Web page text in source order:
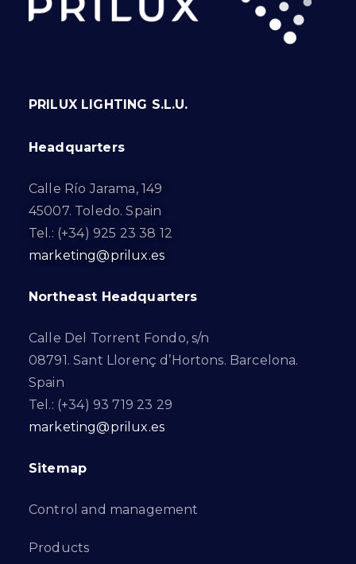
PRILUX LIGHTING S.L.U.
Headquarters
Calle Río Jarama, 149
45007. Toledo. Spain
Tel.: (+34) 925 23 38 12
marketing@prilux.es
Northeast Headquarters
Calle Del Torrent Fondo, s/n
08791. Sant Llorenç d’Hortons. Barcelona.
Spain
Tel.: (+34) 93 719 23 29
marketing@prilux.es
Sitemap
Control and management
Products